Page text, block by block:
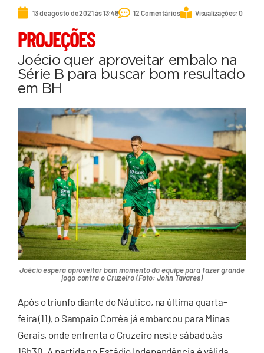
13 de agosto de 2021 às 13:48 12 Comentários Visualizações: 0
PROJEÇÕES
Joécio quer aproveitar embalo na
Série B para buscar bom resultado
em BH
Joécio espera aproveitar bom momento da equipe para fazer grande
jogo contra o Cruzeiro (Foto: John Tavares)
Após o triunfo diante do Náutico, na última quarta-
feira (11), o Sampaio Corrêa já embarcou para Minas
Gerais, onde enfrenta o Cruzeiro neste sábado,às